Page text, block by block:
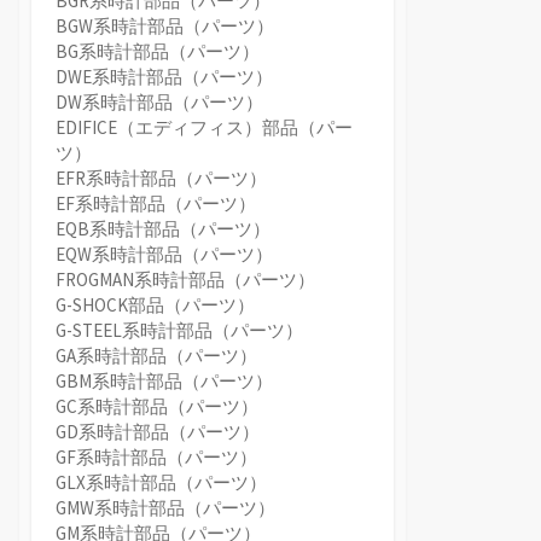
BGW系時計部品（パーツ）
BG系時計部品（パーツ）
DWE系時計部品（パーツ）
DW系時計部品（パーツ）
EDIFICE（エディフィス）部品（パー
ツ）
EFR系時計部品（パーツ）
EF系時計部品（パーツ）
EQB系時計部品（パーツ）
EQW系時計部品（パーツ）
FROGMAN系時計部品（パーツ）
G-SHOCK部品（パーツ）
G-STEEL系時計部品（パーツ）
GA系時計部品（パーツ）
GBM系時計部品（パーツ）
GC系時計部品（パーツ）
GD系時計部品（パーツ）
GF系時計部品（パーツ）
GLX系時計部品（パーツ）
GMW系時計部品（パーツ）
GM系時計部品（パーツ）